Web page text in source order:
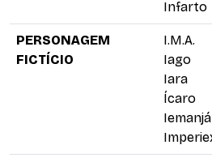
Infarto
PERSONAGEM
FICTÍCIO
I.M.A.
Iago
Iara
Ícaro
Iemanjá